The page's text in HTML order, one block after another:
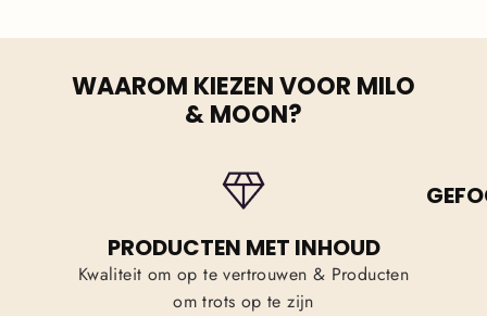
WAAROM KIEZEN VOOR MILO
& MOON?
PRODUCTEN MET INHOUD
Kwaliteit om op te vertrouwen & Producten
om trots op te zijn